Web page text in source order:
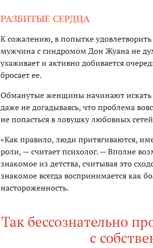
РАЗБИТЫЕ СЕРДЦА
К сожалению, в попытке
мужчина с синдромом Дон Жуана не
ухаживает и активно добивается
бросает ее.
Обманутые женщины начинают
даже не догадываясь, что проблема
не попасться в ловушку любовных
«Как правило, люди притягиваются,
роли, — считает психолог. — Вполне
знакомое из детства, считывая это
знакомое всегда воспринимается как
настороженность.
Так бессознательно
с